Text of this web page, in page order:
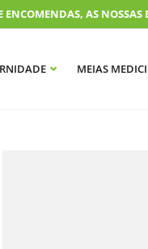
AS NOSSAS
MEIAS